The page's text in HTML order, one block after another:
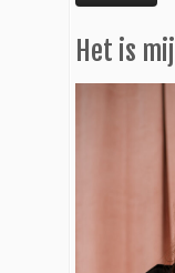
Het is mij